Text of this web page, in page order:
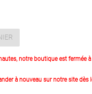
notre boutique est fermée
à nouveau sur notre site dès